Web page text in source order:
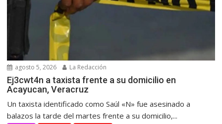
agosto 5, 2026 La Redacción
Ej3cwt4n a taxista frente a su domicilio en
Acayucan, Veracruz
Un taxista identificado como Saúl «N» fue asesinado a
balazos la tarde del martes frente a su domicilio,...